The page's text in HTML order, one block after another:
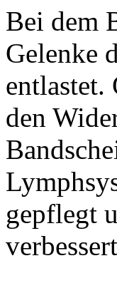
Bei dem
Gelenke
den
gepflegt